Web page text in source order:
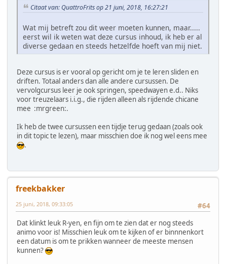
Citaat van: QuattroFrits op 21 juni, 2018, 16:27:21
Wat mij betreft zou dit weer moeten kunnen, maar.....
eerst wil ik weten wat deze cursus inhoud, ik heb er al
diverse gedaan en steeds hetzelfde hoeft van mij niet.
Deze cursus is er vooral op gericht om je te leren sliden en
driften. Totaal anders dan alle andere cursussen. De
vervolgcursus leer je ook springen, speedwayen e.d.. Niks
voor treuzelaars i.i.g., die rijden alleen als rijdende chicane
mee :mrgreen:.
Ik heb de twee cursussen een tijdje terug gedaan (zoals ook
in dit topic te lezen), maar misschien doe ik nog wel eens mee
.
freekbakker
#64
25 juni, 2018, 09:33:05
Dat klinkt leuk R-yen, en fijn om te zien dat er nog steeds
animo voor is! Misschien leuk om te kijken of er binnnenkort
een datum is om te prikken wanneer de meeste mensen
kunnen?